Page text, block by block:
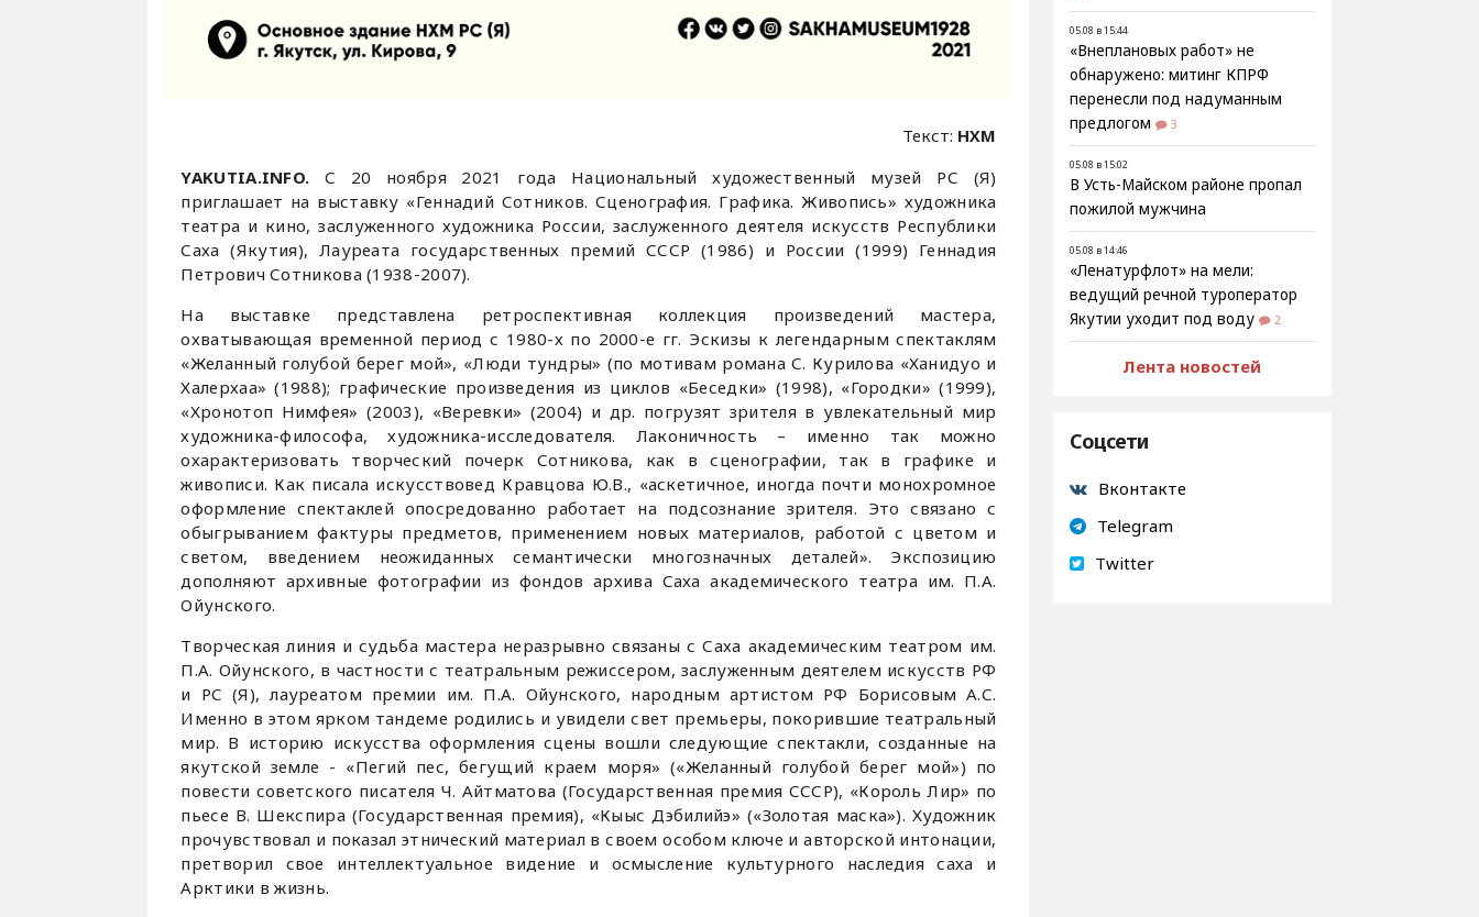
Текст: НХМ
YAKUTIA.INFO. С 20 ноября 2021 года Национальный художественный музей РС (Я)
приглашает на выставку «Геннадий Сотников. Сценография. Графика. Живопись» художника
театра и кино, заслуженного художника России, заслуженного деятеля искусств Республики
Саха (Якутия), Лауреата государственных премий СССР (1986) и России (1999) Геннадия
Петрович Сотникова (1938-2007).
На выставке представлена ретроспективная коллекция произведений мастера,
охватывающая временной период с 1980-х по 2000-е гг. Эскизы к легендарным спектаклям
«Желанный голубой берег мой», «Люди тундры» (по мотивам романа С. Курилова «Ханидуо и
Халерхаа» (1988); графические произведения из циклов «Беседки» (1998), «Городки» (1999),
«Хронотоп Нимфея» (2003), «Веревки» (2004) и др. погрузят зрителя в увлекательный мир
художника-философа, художника-исследователя. Лаконичность – именно так можно
охарактеризовать творческий почерк Сотникова, как в сценографии, так в графике и
живописи. Как писала искусствовед Кравцова Ю.В., «аскетичное, иногда почти монохромное
оформление спектаклей опосредованно работает на подсознание зрителя. Это связано с
обыгрыванием фактуры предметов, применением новых материалов, работой с цветом и
светом, введением неожиданных семантически многозначных деталей». Экспозицию
дополняют архивные фотографии из фондов архива Саха академического театра им. П.А.
Ойунского.
Творческая линия и судьба мастера неразрывно связаны с Саха академическим театром им.
П.А. Ойунского, в частности с театральным режиссером, заслуженным деятелем искусств РФ
и РС (Я), лауреатом премии им. П.А. Ойунского, народным артистом РФ Борисовым А.С.
Именно в этом ярком тандеме родились и увидели свет премьеры, покорившие театральный
мир. В историю искусства оформления сцены вошли следующие спектакли, созданные на
якутской земле - «Пегий пес, бегущий краем моря» («Желанный голубой берег мой») по
повести советского писателя Ч. Айтматова (Государственная премия СССР), «Король Лир» по
пьесе В. Шекспира (Государственная премия), «Кыыс Дэбилийэ» («Золотая маска»). Художник
прочувствовал и показал этнический материал в своем особом ключе и авторской интонации,
претворил свое интеллектуальное видение и осмысление культурного наследия саха и
Арктики в жизнь.
05.08 в 15:44
«Внеплановых работ» не
обнаружено: митинг КПРФ
перенесли под надуманным
предлогом
3
05.08 в 15:02
В Усть-Майском районе пропал
пожилой мужчина
05.08 в 14:46
«Ленатурфлот» на мели:
ведущий речной туроператор
Якутии уходит под воду
2
Лента новостей
Соцсети
Вконтакте
Telegram
Twitter